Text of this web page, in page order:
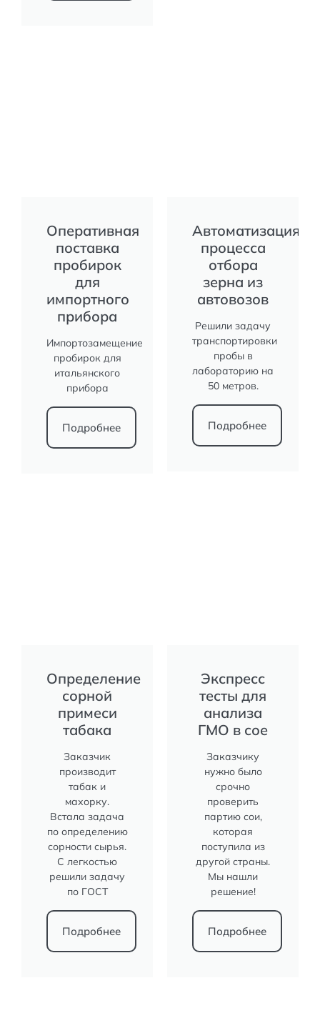
Оперативная
поставка
пробирок
для
импортного
прибора
Импортозамещение
пробирок для
итальянского
прибора
Подробнее
Автоматизация
процесса
отбора
зерна из
автовозов
Решили задачу
транспортировки
пробы в
лабораторию на
50 метров.
Подробнее
Определение
сорной
примеси
табака
Заказчик
производит
табак и
махорку.
Встала задача
по определению
сорности сырья.
С легкостью
решили задачу
по ГОСТ
Подробнее
Экспресс
тесты для
анализа
ГМО в сое
Заказчику
нужно было
срочно
проверить
партию сои,
которая
поступила из
другой страны.
Мы нашли
решение!
Подробнее